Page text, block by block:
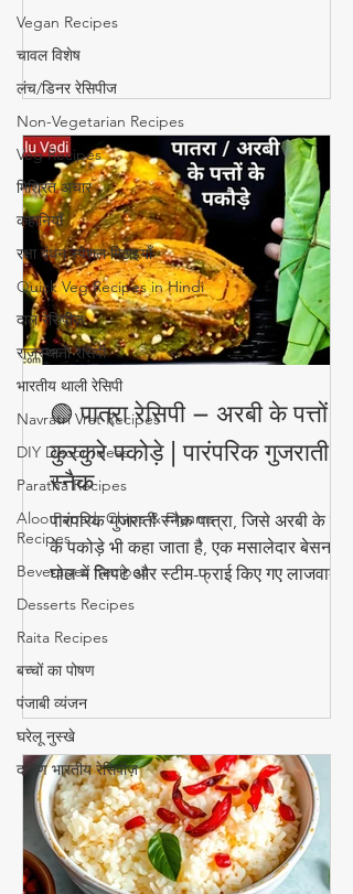
Vegan Recipes
चावल विशेष
लंच/डिनर रेसिपीज
Non-Vegetarian Recipes
Veg Recipes
मिश्रित अचार
कहानियाँ
रक्षा बंधन स्पेशल मिठाइयाँ
Quick Veg Recipes in Hindi
दाल रेसिपीज़
राजस्थानी रेसिपी
भारतीय थाली रेसिपी
Navratri Vrat Recipes
DIY Decor Ideas
Paratha Recipes
Aloo Papad, Chips & Fryums
Recipes
Beverages Recipes
Desserts Recipes
Raita Recipes
बच्चों का पोषण
पंजाबी व्यंजन
घरेलू नुस्खे
दक्षिण भारतीय रेसिपीज़
🟢 पात्रा रेसिपी – अरबी के पत्तों के
कुरकुरे पकोड़े | पारंपरिक गुजराती
स्नैक
पारंपरिक गुजराती स्नैक पात्रा, जिसे अरबी के पत्तों
के पकोड़े भी कहा जाता है, एक मसालेदार बेसन के
घोल में लिपटे और स्टीम-फ्राई किए गए लाजवाब
व्यंजन हैं। मानसून के मौसम में चाय के साथ इसका
बनाने की आसान विधि!